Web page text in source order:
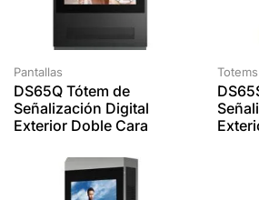
Pantallas
DS65Q Tótem de
Señalización Digital
Exterior Doble Cara